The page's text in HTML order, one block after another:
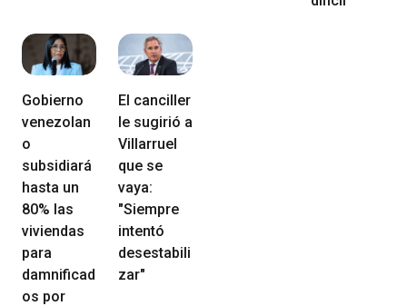
Gobierno
venezolan
o
subsidiará
hasta un
80% las
viviendas
para
damnificad
os por
El canciller
le sugirió a
Villarruel
que se
vaya:
"Siempre
intentó
desestabili
zar"